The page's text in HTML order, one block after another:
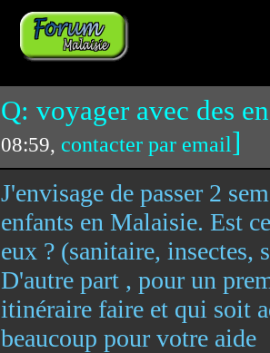
Q: voyager avec des
08:59, contacter par email]
J'envisage de passer 2
enfants en Malaisie. Est
eux ? (sanitaire, insectes,
D'autre part , pour un
itinéraire faire et qui soit
beaucoup pour votre aide